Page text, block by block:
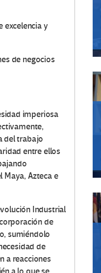
excelencia y
de negocios
imperiosa
del trabajo
entre ellos
Azteca e
Industrial
de
sumiéndolo
de
a reacciones